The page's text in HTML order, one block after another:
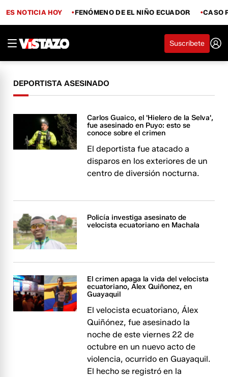
ES NOTICIA HOY FENÓMENO DE EL NIÑO ECUADOR CASO
Suscríbete
DEPORTISTA ASESINADO
Carlos Guaico, el 'Hielero de la Selva',
fue asesinado en Puyo: esto se
conoce sobre el crimen
El deportista fue atacado a
disparos en los exteriores de un
centro de diversión nocturna.
Policía investiga asesinato de
velocista ecuatoriano en Machala
El crimen apaga la vida del velocista
ecuatoriano, Álex Quiñonez, en
Guayaquil
El velocista ecuatoriano, Álex
Quiñónez, fue asesinado la
noche de este viernes 22 de
octubre en un nuevo acto de
violencia, ocurrido en Guayaquil.
El hecho se registró en la